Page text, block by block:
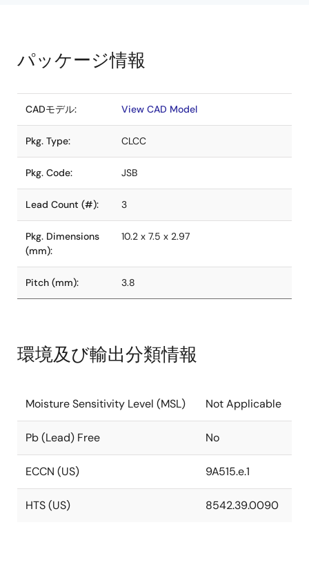
パッケージ情報
CADモデル: View CAD Model
Pkg. Type: CLCC
Pkg. Code: JSB
Lead Count (#): 3
Pkg. Dimensions
(mm):
10.2 x 7.5 x 2.97
Pitch (mm): 3.8
環境及び輸出分類情報
Moisture Sensitivity Level (MSL) Not Applicable
Pb (Lead) Free No
ECCN (US) 9A515.e.1
HTS (US) 8542.39.0090